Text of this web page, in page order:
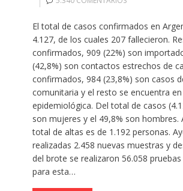
El total de casos confirmados en
4.127, de los cuales 207 fallecieron.
confirmados, 909 (22%) son
(42,8%) son contactos estrechos de
confirmados, 984 (23,8%) son casos
comunitaria y el resto se encuentra
epidemiológica. Del total de casos
son mujeres y el 49,8% son hombres.
total de altas es de 1.192 personas.
realizadas 2.458 nuevas muestras y
del brote se realizaron 56.058
para esta…